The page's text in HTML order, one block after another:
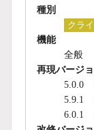
種別
クラ
機能
全般
再現バージ
5.0.0
5.9.1
6.0.1